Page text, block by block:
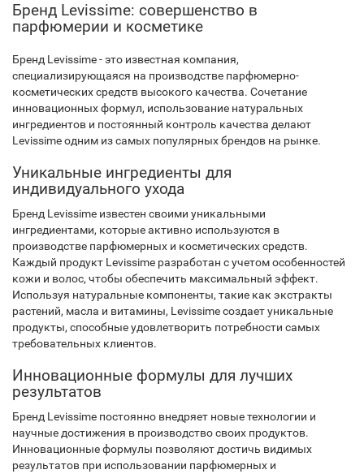
Бренд Levissime: совершенство в
парфюмерии и косметике
Бренд Levissime - это известная компания,
специализирующаяся на производстве парфюмерно-
косметических средств высокого качества. Сочетание
инновационных формул, использование натуральных
ингредиентов и постоянный контроль качества делают
Levissime одним из самых популярных брендов на рынке.
Уникальные ингредиенты для
индивидуального ухода
Бренд Levissime известен своими уникальными
ингредиентами, которые активно используются в
производстве парфюмерных и косметических средств.
Каждый продукт Levissime разработан с учетом особенностей
кожи и волос, чтобы обеспечить максимальный эффект.
Используя натуральные компоненты, такие как экстракты
растений, масла и витамины, Levissime создает уникальные
продукты, способные удовлетворить потребности самых
требовательных клиентов.
Инновационные формулы для лучших
результатов
Бренд Levissime постоянно внедряет новые технологии и
научные достижения в производство своих продуктов.
Инновационные формулы позволяют достичь видимых
результатов при использовании парфюмерных и